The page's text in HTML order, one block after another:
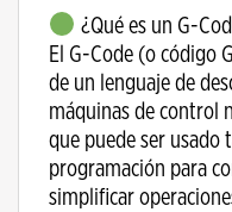
¿Qué es un G-
El G-Code (o código
de un lenguaje de
máquinas de control
que puede ser usado
programación para
simplificar